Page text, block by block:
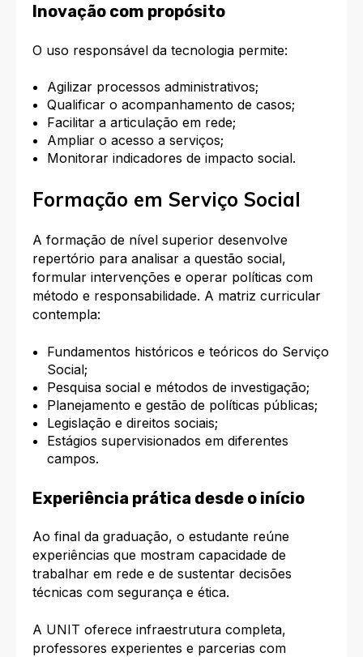
Inovação com propósito
O uso responsável da tecnologia permite:
Agilizar processos administrativos;
Qualificar o acompanhamento de casos;
Facilitar a articulação em rede;
Ampliar o acesso a serviços;
Monitorar indicadores de impacto social.
Formação em Serviço Social
A formação de nível superior desenvolve
repertório para analisar a questão social,
formular intervenções e operar políticas com
método e responsabilidade. A matriz curricular
contempla:
Fundamentos históricos e teóricos do Serviço
Social;
Pesquisa social e métodos de investigação;
Planejamento e gestão de políticas públicas;
Legislação e direitos sociais;
Estágios supervisionados em diferentes
campos.
Experiência prática desde o início
Ao final da graduação, o estudante reúne
experiências que mostram capacidade de
trabalhar em rede e de sustentar decisões
técnicas com segurança e ética.
A UNIT oferece infraestrutura completa,
professores experientes e parcerias com